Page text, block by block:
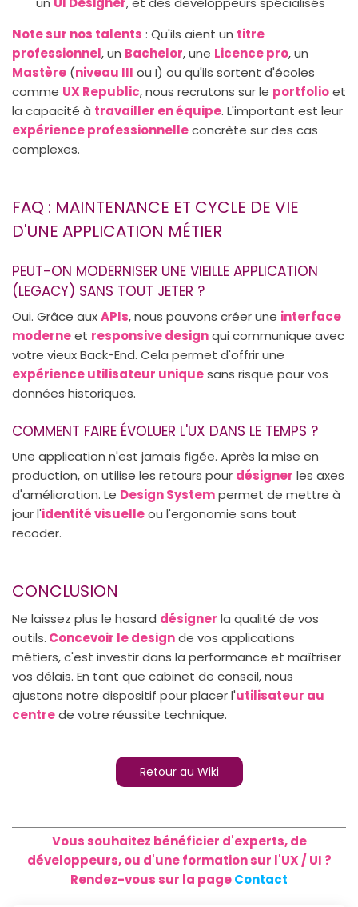
Note sur nos talents : Qu'ils aient un titre
professionnel, un Bachelor, une Licence pro, un
Mastère (niveau III ou I) ou qu'ils sortent d'écoles
comme UX Republic, nous recrutons sur le portfolioet
la capacité à travailler en équipe. L'important est leur
expérience professionnelleconcrète sur des cas
complexes.
FAQ : MAINTENANCE ET CYCLE DE VIE
D'UNE APPLICATION MÉTIER
PEUT-ON MODERNISER UNE VIEILLE APPLICATION
(LEGACY) SANS TOUT JETER ?
Oui. Grâce auxAPIs, nous pouvons créer une interface
moderneet responsive designqui communique avec
votre vieux Back-End. Cela permet d'offrir une
expérience utilisateur uniquesans risque pour vos
données historiques.
COMMENT FAIRE ÉVOLUER L'UX DANS LE TEMPS ?
Une application n'est jamais figée. Après la mise en
production, on utilise les retours pour désigner les axes
d'amélioration. Le Design Systempermet de mettre à
jour l'identité visuelleou l'ergonomie sans tout
recoder.
CONCLUSION
Ne laissez plus le hasard désigner la qualité de vos
outils. Concevoir le designde vos applications
métiers, c'est investir dans la performance et maîtriser
vos délais. En tant que cabinet de conseil, nous
ajustons notre dispositif pour placer l'utilisateur au
centrede votre réussite technique.
Retour au Wiki
Vous souhaitez bénéficier d'experts, de
développeurs, ou d'une formation sur l'UX / UI ?
Rendez-vous sur la pageContact